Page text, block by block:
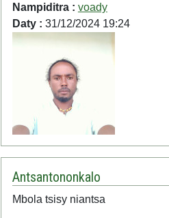
Nampiditra : voady
Daty : 31/12/2024 19:24
Antsantononkalo
Mbola tsisy niantsa